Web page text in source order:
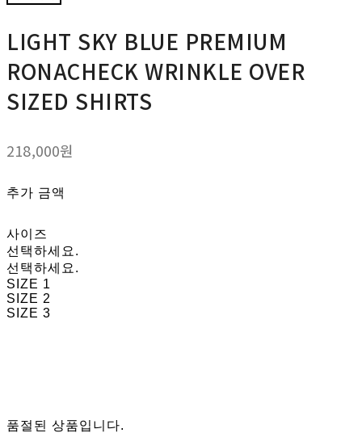
LIGHT SKY BLUE PREMIUM
RONACHECK WRINKLE OVER
SIZED SHIRTS
218,000원
추가 금액
사이즈
선택하세요.
선택하세요.
SIZE 1
SIZE 2
SIZE 3
품절된 상품입니다.